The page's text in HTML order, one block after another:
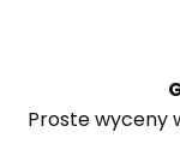
Proste wyceny